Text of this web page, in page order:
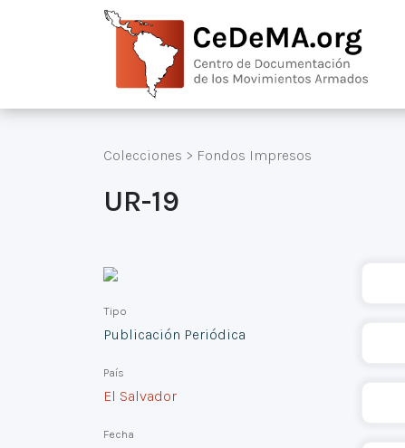
Colecciones > Fondos Impresos
UR-19
Tipo
Publicación Periódica
País
El Salvador
Fecha